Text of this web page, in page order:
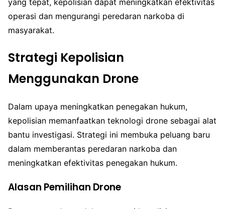
yang tepat, kepolisian dapat meningkatkan efektivitas
operasi dan mengurangi peredaran narkoba di
masyarakat.
Strategi Kepolisian
Menggunakan Drone
Dalam upaya meningkatkan penegakan hukum,
kepolisian memanfaatkan teknologi drone sebagai alat
bantu investigasi. Strategi ini membuka peluang baru
dalam memberantas peredaran narkoba dan
meningkatkan efektivitas penegakan hukum.
Alasan Pemilihan Drone